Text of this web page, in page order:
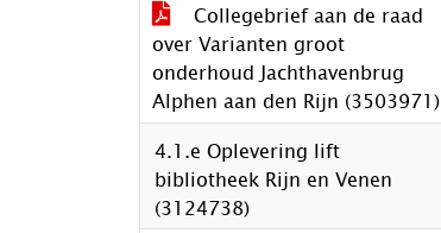
Collegebrief aan de raad
over Varianten groot
onderhoud Jachthavenbrug
Alphen aan den Rijn (3503971)
4.1.e Oplevering lift
bibliotheek Rijn en Venen
(3124738)